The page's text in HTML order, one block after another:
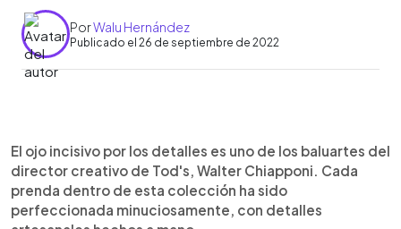
PorWalu Hernández
Publicado el 26 de septiembre de 2022
Escuchar artículo
El ojo incisivo por los detalles es uno de los baluartes del
director creativo de Tod's, Walter Chiapponi. Cada
prenda dentro de esta colección ha sido
perfeccionada minuciosamente, con detalles